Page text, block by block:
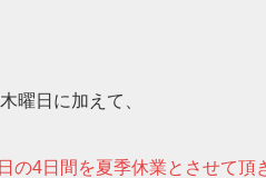
曜日に加えて、
の4日間を夏季休業とさせて頂